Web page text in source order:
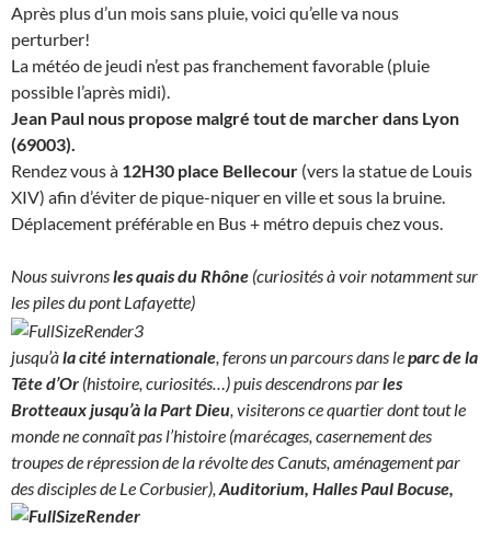
Après plus d’un mois sans pluie, voici qu’elle va nous
perturber!
La météo de jeudi n’est pas franchement favorable (pluie
possible l’après midi).
Jean Paul nous propose malgré tout de marcher dans Lyon
(69003).
Rendez vous à 12H30 place Bellecour (vers la statue de Louis
XIV) afin d’éviter de pique-niquer en ville et sous la bruine.
Déplacement préférable en Bus + métro depuis chez vous.
Nous suivronsles quais du Rhône (curiosités à voir notamment sur
les piles du pont Lafayette)
jusqu’àla cité internationale , ferons un parcours dans leparc de la
Tête d’Or (histoire, curiosités…) puis descendrons parles
Brotteaux jusqu’à la Part Dieu , visiterons ce quartier dont tout le
monde ne connaît pas l’histoire (marécages, casernement des
troupes de répression de la révolte des Canuts, aménagement par
des disciples de Le Corbusier), Auditorium, Halles Paul Bocuse,